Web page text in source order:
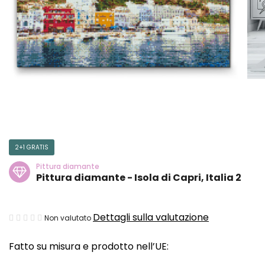
Fatto su misura e prodotto nell’UE:
2+1 GRATIS
Pittura diamante
Pittura diamante - Isola di Capri, Italia 2
La
media
Non valutato Dettagli sulla valutazione